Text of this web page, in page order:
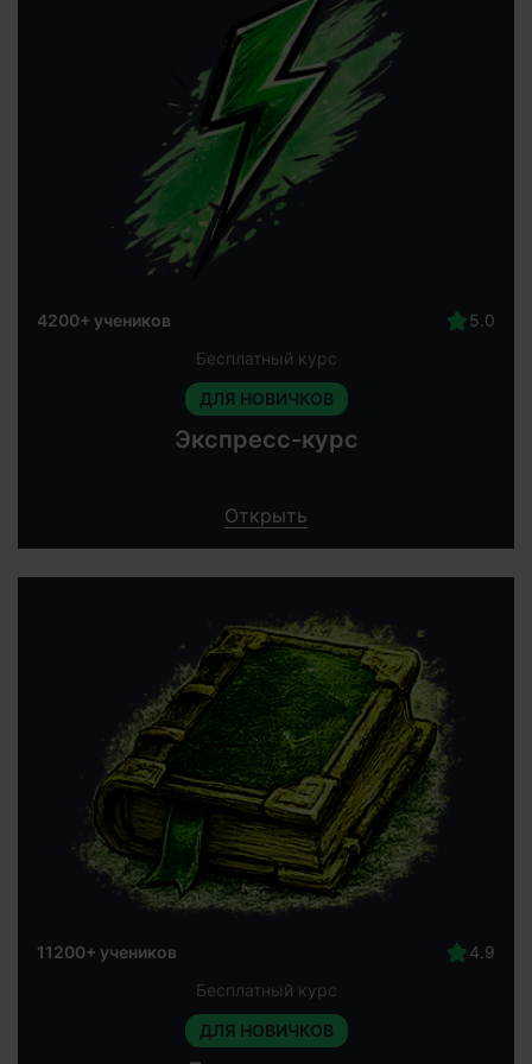
4200+ учеников
Бесплатный курс
ДЛЯ НОВИЧКОВ
Экспресс-курс
Открыть
11200+ учеников
Бесплатный курс
ДЛЯ НОВИЧКОВ